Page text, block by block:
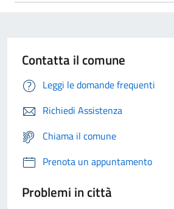
Contatta il comune
Leggi le domande frequenti
Richiedi Assistenza
Chiama il comune
Prenota un appuntamento
Problemi in città